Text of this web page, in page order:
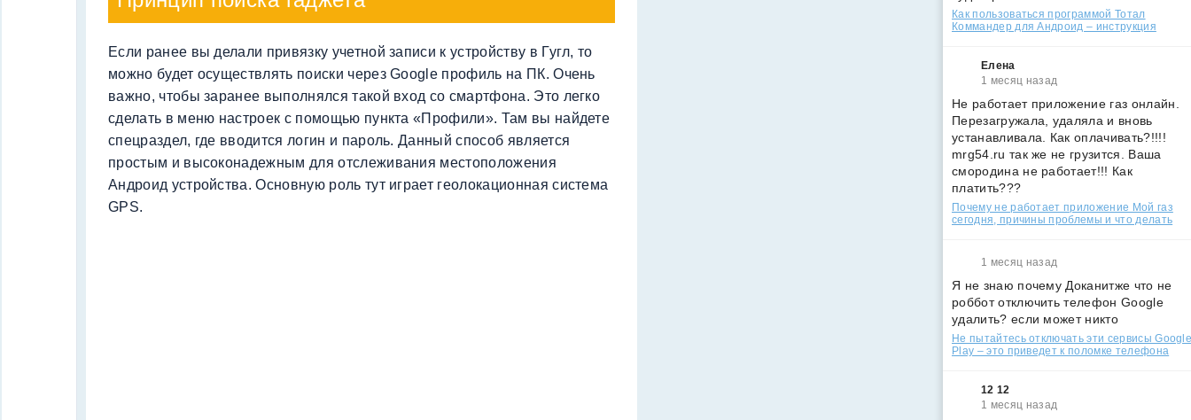
Если ранее вы делали привязку учетной записи к устройству в Гугл, то
можно будет осуществлять поиски через Google профиль на ПК. Очень
важно, чтобы заранее выполнялся такой вход со смартфона. Это легко
сделать в меню настроек с помощью пункта «Профили». Там вы найдете
спецраздел, где вводится логин и пароль. Данный способ является
простым и высоконадежным для отслеживания местоположения
Андроид устройства. Основную роль тут играет геолокационная система
GPS.
Как пользоваться программой Тотал
Коммандер для Андроид – инструкция
Елена
1 месяц назад
Не работает приложение газ онлайн.
Перезагружала, удаляла и вновь
устанавливала. Как оплачивать?!!!!
mrg54.ru так же не грузится. Ваша
смородина не работает!!! Как
платить???
Почему не работает приложение Мой газ
сегодня, причины проблемы и что делать
1 месяц назад
Я не знаю почему Доканитже что не
роббот отключить телефон Google
удалить? если может никто
Не пытайтесь отключать эти сервисы
Play – это приведет к поломке телефона
12 12
1 месяц назад